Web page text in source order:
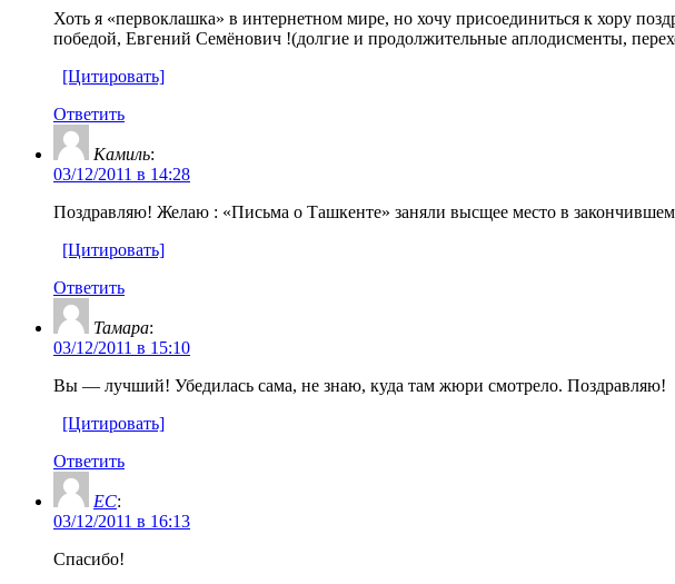
Хоть я «первоклашка» в интернетном мире, но хочу присоединиться к хору
победой, Евгений Семёнович !(долгие и продолжительные аплодисменты,
[Цитировать]
Ответить
Камиль:
03/12/2011 в 14:28
Поздравляю! Желаю : «Письма о Ташкенте» заняли высщее место в
[Цитировать]
Ответить
Тамара:
03/12/2011 в 15:10
Вы — лучший! Убедилась сама, не знаю, куда там жюри смотрело. Поздравляю!
[Цитировать]
Ответить
ЕС:
03/12/2011 в 16:13
Спасибо!